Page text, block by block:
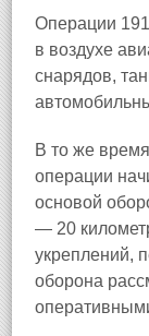
Операции
в воздухе
снарядов,
В то же
операции
основой
— 20
укреплений,
оборона